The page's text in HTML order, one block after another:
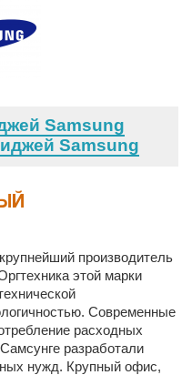
Samsung
Samsung
производитель
этой марки
Современные
расходных
разработали
нужд. Крупный офис,